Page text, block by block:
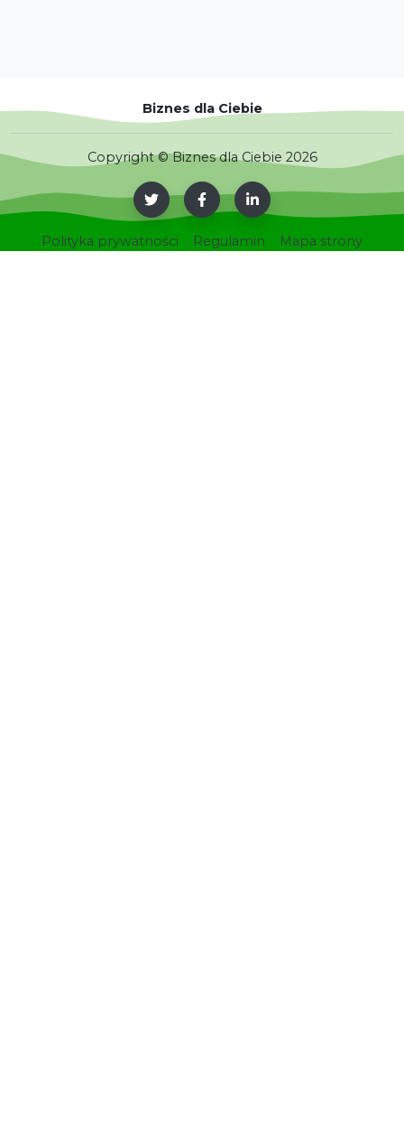
Biznes dla Ciebie
Copyright © Biznes dla Ciebie 2026
Polityka prywatności Regulamin Mapa strony